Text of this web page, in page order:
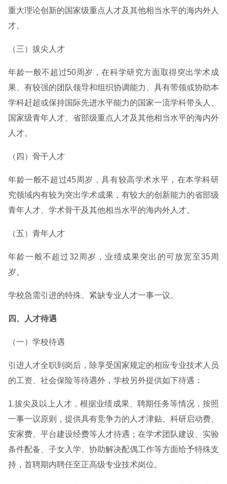
重大理论创新的国家级重点人才及其他相当水平的海内外人
才。
（三）拔尖人才
年龄一般不超过50周岁，在科学研究方面取得突出学术成
果、有较强的团队领导和组织协调能力、具有带领或协助本
学科赶超或保持国际先进水平能力的国家一流学科带头人、
国家级青年人才、省部级重点人才及其他相当水平的海内外
人才。
（四）骨干人才
年龄一般不超过45周岁，具有较高学术水平，在本学科研
究领域内有较为突出学术成果，有较大的创新能力的省部级
青年人才、学术骨干及其他相当水平的海内外人才。
（五）青年人才
年龄一般不超过32周岁，业绩成果突出的可放宽至35周
岁。
学校急需引进的特殊、紧缺专业人才一事一议。
四、人才待遇
（一）学校待遇
引进人才全职到岗后，除享受国家规定的相应专业技术人员
的工资、社会保险等待遇外，学校另外提供如下待遇：
1.拔尖及以上人才，根据业绩成果、聘期任务等情况，按照
一事一议原则，提供具有竞争力的人才津贴、科研启动费、
安家费、平台建设经费等人才待遇；在学术团队建设、实验
条件配备、子女入学、协助解决配偶工作等方面给予特殊支
持，首聘期内聘任至正高级专业技术岗位。